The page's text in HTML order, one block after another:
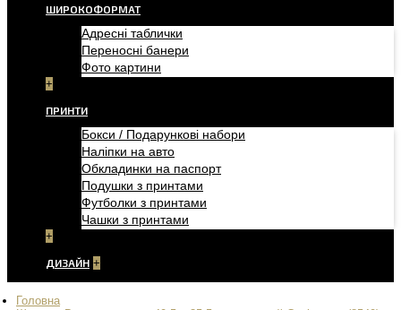
ШИРОКОФОРМАТ
Адресні таблички
Переносні банери
Фото картини
+
ПРИНТИ
Бокси / Подарункові набори
Наліпки на авто
Обкладинки на паспорт
Подушки з принтами
Футболки з принтами
Чашки з принтами
+
ДИЗАЙН +
Головна